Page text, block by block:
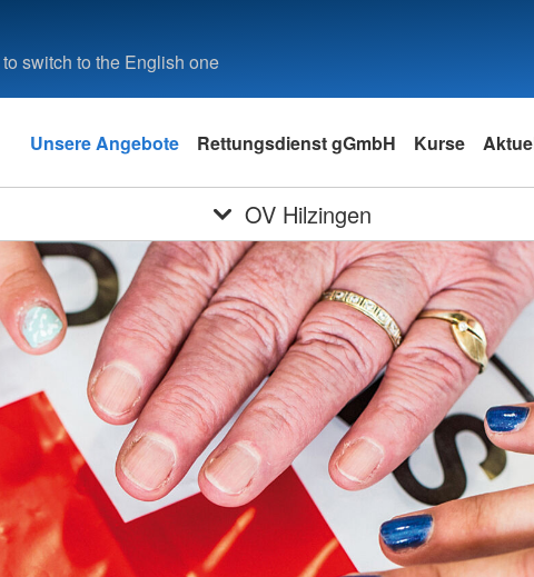
switch to the English one
Unsere Angebote Rettungsdienst gGmbH Kurse
OV Hilzingen